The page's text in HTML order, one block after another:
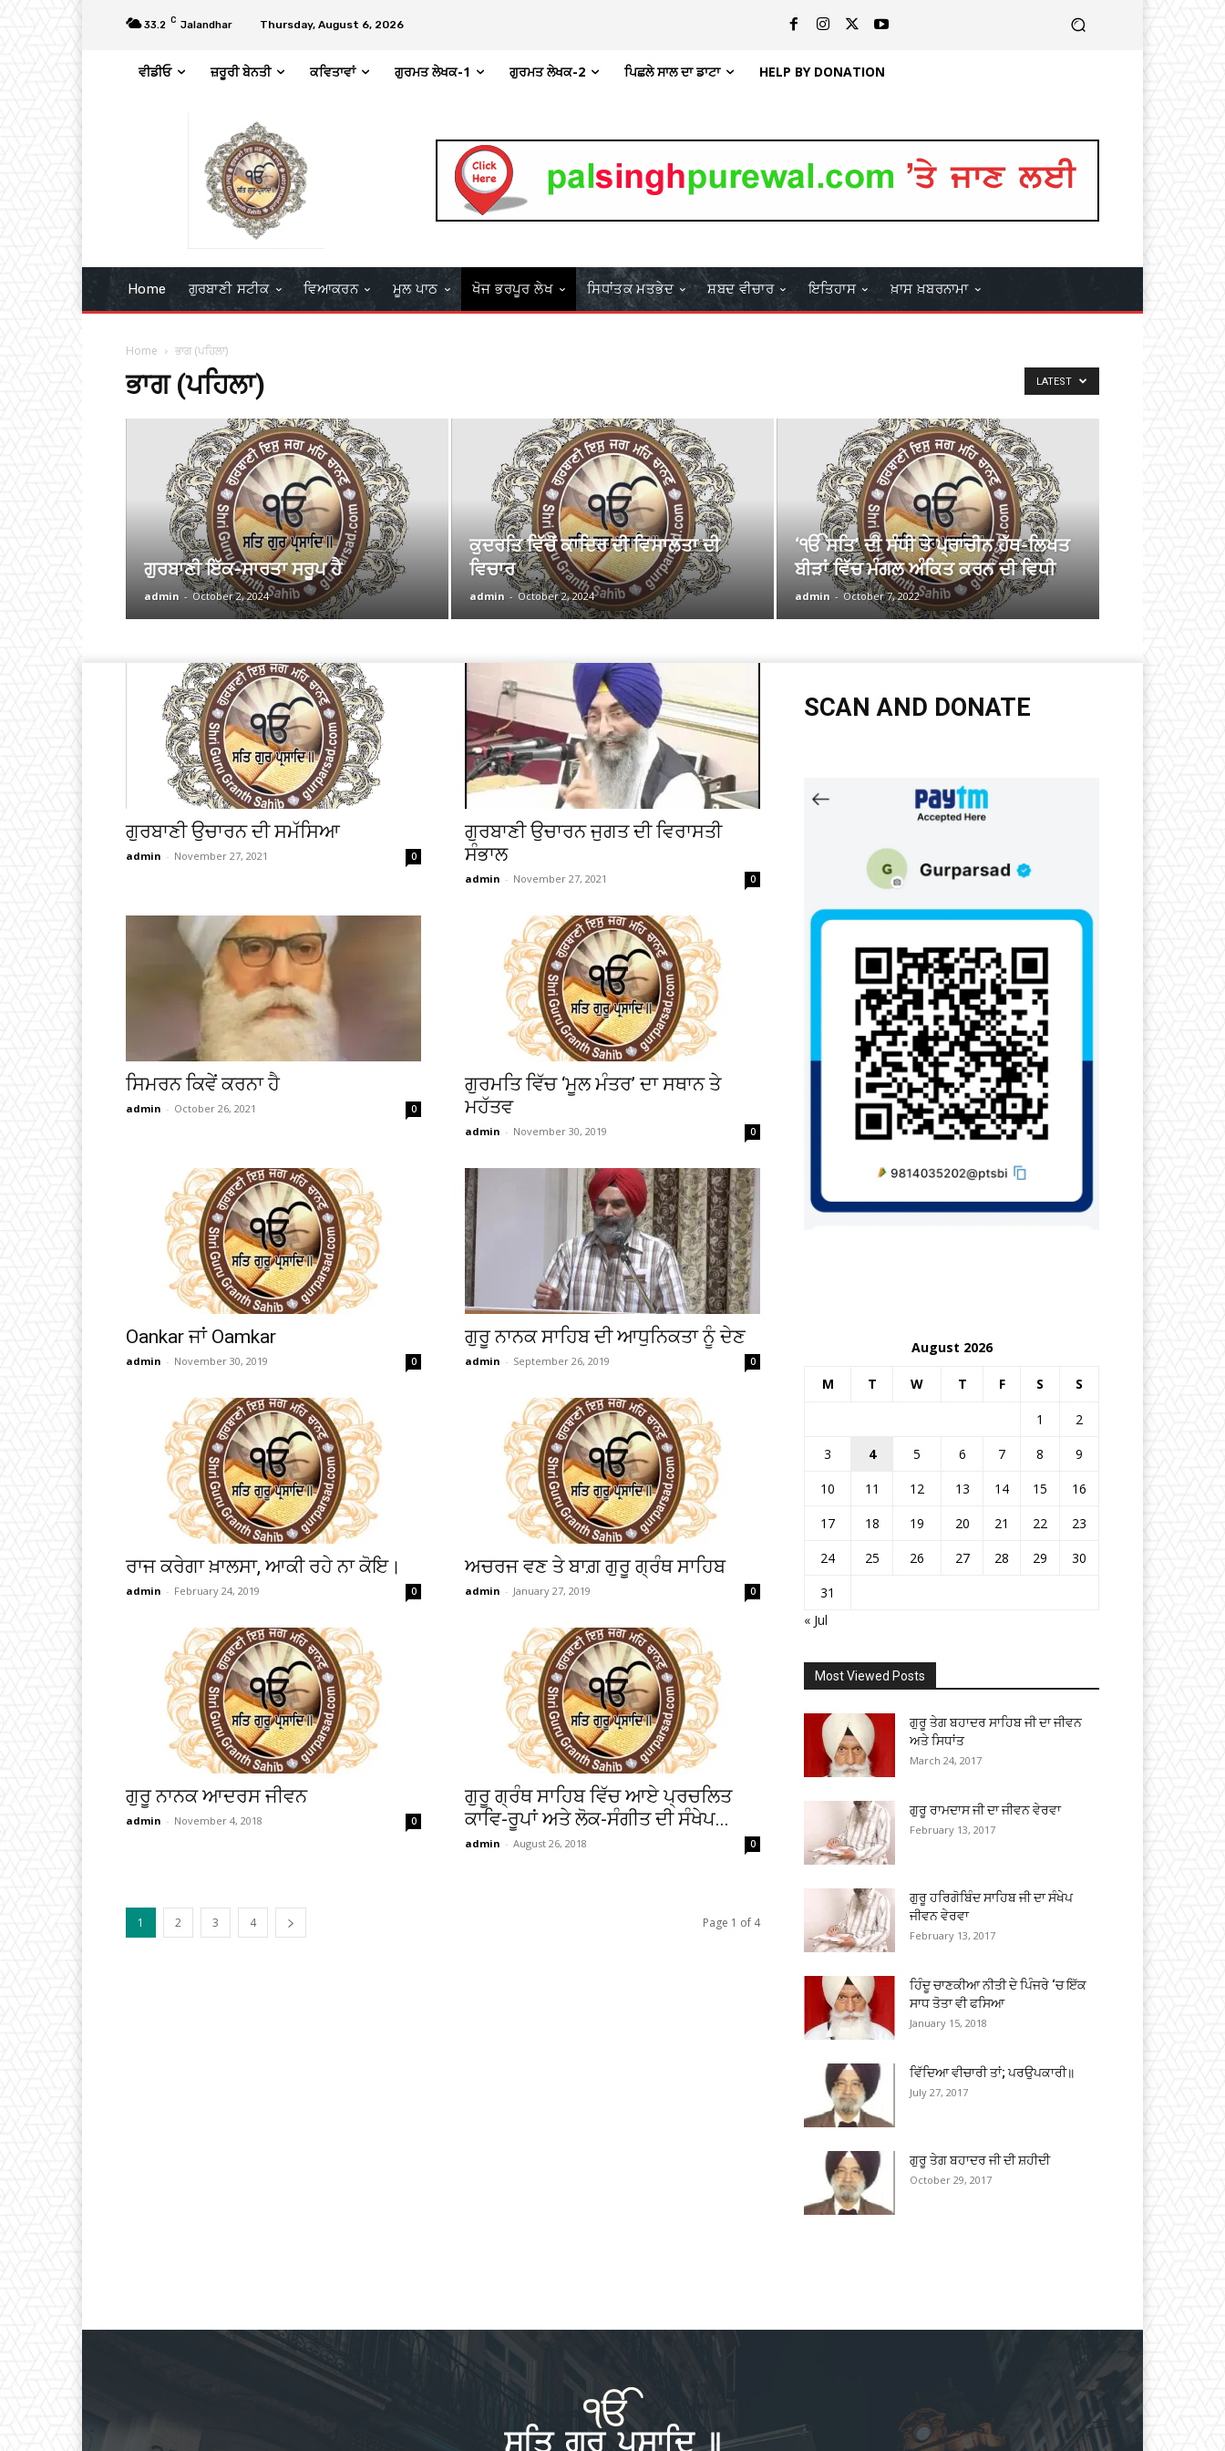
33.2 C Jalandhar Thursday, August 6, 2026
ਵੀਡੀਓ ਜ਼ਰੂਰੀ ਬੇਨਤੀ ਕਵਿਤਾਵਾਂ ਗੁਰਮਤ ਲੇਖਕ-1 ਗੁਰਮਤ ਲੇਖਕ-2 ਪਿਛਲੇ ਸਾਲ ਦਾ ਡਾਟਾ HELP BY DONATION
Home ਗੁਰਬਾਣੀ ਸਟੀਕ ਵਿਆਕਰਨ ਮੂਲ ਪਾਠ ਖੋਜ ਭਰਪੂਰ ਲੇਖ ਸਿਧਾਂਤਕ ਮਤਭੇਦ ਸ਼ਬਦ ਵੀਚਾਰ ਇਤਿਹਾਸ ਖ਼ਾਸ ਖ਼ਬਰਨਾਮਾ
Home ਭਾਗ (ਪਹਿਲਾ)
ਭਾਗ (ਪਹਿਲਾ) LATEST
ਗੁਰਬਾਣੀ ਇੱਕ-ਸਾਰਤਾ ਸਰੂਪ ਹੈ
admin - October 2, 2024
ਕੁਦਰਤਿ ਵਿੱਚੋਂ ਕਾਦਿਰ ਦੀ ਵਿਸਾਲਤਾ ਦੀ
ਵਿਚਾਰ
admin - October 2, 2024
‘ੴ ਸਤਿ’ ਦੀ ਸੰਧੀ ਤੇ ਪ੍ਰਾਚੀਨ ਹੱਥ-ਲਿਖਤ
ਬੀੜਾਂ ਵਿੱਚ ਮੰਗਲ ਅੰਕਿਤ ਕਰਨ ਦੀ ਵਿਧੀ
admin - October 7, 2022
ਗੁਰਬਾਣੀ ਉਚਾਰਨ ਦੀ ਸਮੱਸਿਆ
admin - November 27, 2021 0
ਗੁਰਬਾਣੀ ਉਚਾਰਨ ਜੁਗਤ ਦੀ ਵਿਰਾਸਤੀ
ਸੰਭਾਲ
admin - November 27, 2021 0
ਸਿਮਰਨ ਕਿਵੇਂ ਕਰਨਾ ਹੈ
admin - October 26, 2021 0
ਗੁਰਮਤਿ ਵਿੱਚ ‘ਮੂਲ ਮੰਤਰ’ ਦਾ ਸਥਾਨ ਤੇ
ਮਹੱਤਵ
admin - November 30, 2019 0
Oankar ਜਾਂ Oamkar
admin - November 30, 2019 0
ਗੁਰੂ ਨਾਨਕ ਸਾਹਿਬ ਦੀ ਆਧੁਨਿਕਤਾ ਨੂੰ ਦੇਣ
admin - September 26, 2019 0
ਰਾਜ ਕਰੇਗਾ ਖ਼ਾਲਸਾ, ਆਕੀ ਰਹੇ ਨਾ ਕੋਇ।
admin - February 24, 2019 0
ਅਚਰਜ ਵਣ ਤੇ ਬਾਗ਼ ਗੁਰੂ ਗ੍ਰੰਥ ਸਾਹਿਬ
admin - January 27, 2019 0
ਗੁਰੂ ਨਾਨਕ ਆਦਰਸ ਜੀਵਨ
admin - November 4, 2018 0
ਗੁਰੂ ਗ੍ਰੰਥ ਸਾਹਿਬ ਵਿੱਚ ਆਏ ਪ੍ਰਚਲਿਤ
ਕਾਵਿ-ਰੂਪਾਂ ਅਤੇ ਲੋਕ-ਸੰਗੀਤ ਦੀ ਸੰਖੇਪ...
admin - August 26, 2018 0
1 2 3 4 Page 1 of 4
SCAN AND DONATE
August 2026
M T W T F S S
1
2
3
4 5 6 7 8
9
10
11 12 13 14 15
16
17
18 19 20 21 22
23
24
25 26 27 28 29
30
31
« Jul
Most Viewed Posts
ਗੁਰੂ ਤੇਗ ਬਹਾਦਰ ਸਾਹਿਬ ਜੀ ਦਾ ਜੀਵਨ
ਅਤੇ ਸਿਧਾਂਤ
March 24, 2017
ਗੁਰੂ ਰਾਮਦਾਸ ਜੀ ਦਾ ਜੀਵਨ ਵੇਰਵਾ
February 13, 2017
ਗੁਰੂ ਹਰਿਗੋਬਿੰਦ ਸਾਹਿਬ ਜੀ ਦਾ ਸੰਖੇਪ
ਜੀਵਨ ਵੇਰਵਾ
February 13, 2017
ਹਿੰਦੂ ਚਾਣਕੀਆ ਨੀਤੀ ਦੇ ਪਿੰਜਰੇ ‘ਚ ਇੱਕ
ਸਾਧ ਤੋਤਾ ਵੀ ਫਸਿਆ
January 15, 2018
ਵਿੱਦਿਆ ਵੀਚਾਰੀ ਤਾਂ; ਪਰਉਪਕਾਰੀ॥
July 27, 2017
ਗੁਰੂ ਤੇਗ ਬਹਾਦਰ ਜੀ ਦੀ ਸ਼ਹੀਦੀ
October 29, 2017